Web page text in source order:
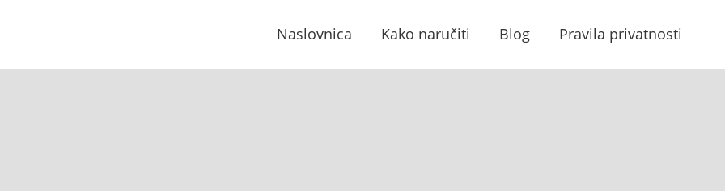
Naslovnica Kako naručiti Blog Pravila privatnosti